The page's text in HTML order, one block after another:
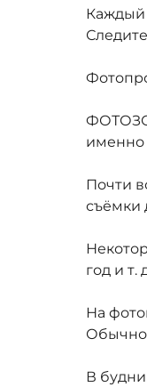
Каждый
именно
Почти
съёмки
год и
На
Обычно
В